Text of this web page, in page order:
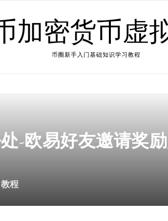
加密货币虚
币圈新手入门基础知识学习教程
-欧易好友邀请奖
程